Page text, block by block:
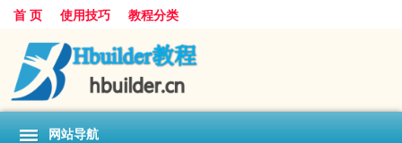
首 页 使用技巧 教程分类
网站导航